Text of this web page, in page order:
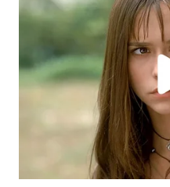
WN
TANGERANG
WN
BINJAI
WN